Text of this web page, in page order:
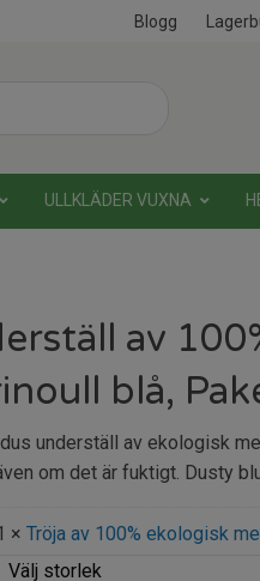
Blogg
ULLKLÄDER VUXNA
av
blå,
underställ av ekologisk
om det är fuktigt. Dusty
× Tröja av 100% ekologisk